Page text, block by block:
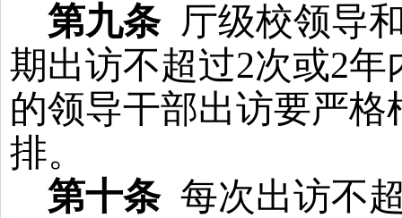
第九条 厅级校领导
期出访不超过2次或2年
的领导干部出访要严
排。
第十条 每次出访不